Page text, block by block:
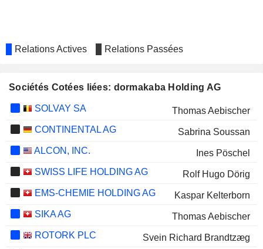
Relations Actives Relations Passées
Sociétés Cotées liées: dormakaba Holding AG
SOLVAY SA
Thomas Aebischer
CONTINENTAL AG
Sabrina Soussan
ALCON, INC.
Ines Pöschel
SWISS LIFE HOLDING AG
Rolf Hugo Dörig
EMS-CHEMIE HOLDING AG
Kaspar Kelterborn
SIKA AG
Thomas Aebischer
ROTORK PLC
Svein Richard Brandtzæg